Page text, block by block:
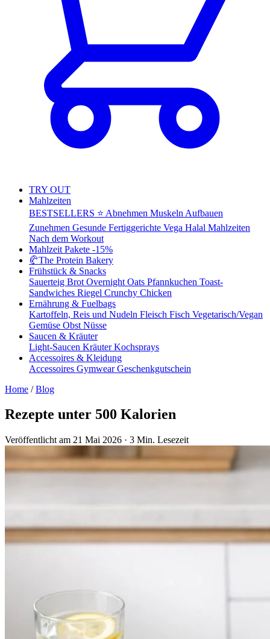
TRY OUT
Mahlzeiten
BESTSELLERS ⭐ Abnehmen Muskeln Aufbauen
Zunehmen Gesunde Fertiggerichte Vega Halal Mahlzeiten
Nach dem Workout
Mahlzeit Pakete -15%
🥐The Protein Bakery
Frühstück & Snacks
Sauerteig Brot Overnight Oats Pfannkuchen Toast-
Sandwiches Riegel Crunchy Chicken
Ernährung & Fuelbags
Kartoffeln, Reis und Nudeln Fleisch Fisch Vegetarisch/Vegan
Gemüse Obst Nüsse
Saucen & Kräuter
Light-Saucen KräuterKochsprays
Accessoires & Kleidung
Accessoires GymwearGeschenkgutschein
Home / Blog
Rezepte unter 500 Kalorien
Veröffentlicht am 21 Mai 2026 · 3 Min. Lesezeit